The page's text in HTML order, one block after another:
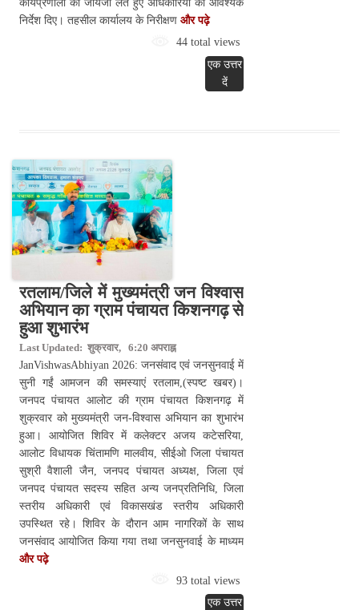
कार्यप्रणाली का जायजा लेते हुए अधिकारियों को आवश्यक
निर्देश दिए। तहसील कार्यालय के निरीक्षण और पढ़े
44 total views
एक उत्तर
दें
रतलाम/जिले में मुख्यमंत्री जन विश्वास
अभियान का ग्राम पंचायत किशनगढ़ से
हुआ शुभारंभ
Last Updated: शुक्रवार, 6:20 अपराह्न
JanVishwasAbhiyan 2026: जनसंवाद एवं जनसुनवाई में
सुनी गईं आमजन की समस्याएं रतलाम,(स्पष्ट खबर)।
जनपद पंचायत आलोट की ग्राम पंचायत किशनगढ़ में
शुक्रवार को मुख्यमंत्री जन-विश्वास अभियान का शुभारंभ
हुआ। आयोजित शिविर में कलेक्टर अजय कटेसरिया,
आलोट विधायक चिंतामणि मालवीय, सीईओ जिला पंचायत
सुश्री वैशाली जैन, जनपद पंचायत अध्यक्ष, जिला एवं
जनपद पंचायत सदस्य सहित अन्य जनप्रतिनिधि, जिला
स्तरीय अधिकारी एवं विकासखंड स्तरीय अधिकारी
उपस्थित रहे। शिविर के दौरान आम नागरिकों के साथ
जनसंवाद आयोजित किया गया तथा जनसुनवाई के माध्यम
और पढ़े
93 total views
एक उत्तर